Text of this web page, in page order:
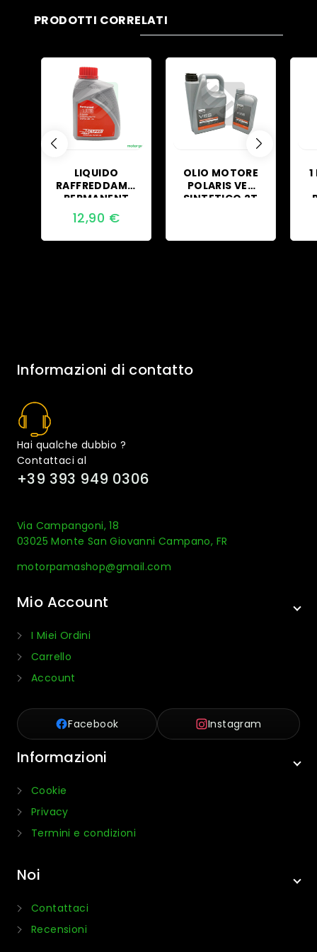
PRODOTTI CORRELATI
LIQUIDO
RAFFREDDAMENTO
PERMANENT
FLUID
RADIATORE
12,90 €
OLIO MOTORE
POLARIS VES
SINTETICO 2T
Informazioni di contatto
Hai qualche dubbio ?
Contattaci al
+39 393 949 0306
Via Campangoni, 18
03025 Monte San Giovanni Campano, FR
motorpamashop@gmail.com
Mio Account
I Miei Ordini
Carrello
Account
Facebook Instagram
Informazioni
Cookie
Privacy
Termini e condizioni
Noi
Contattaci
Recensioni